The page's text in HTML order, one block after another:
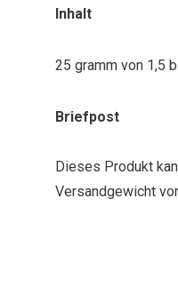
Inhalt
25 gramm von 1,5
Briefpost
Dieses Produkt
Versandgewicht